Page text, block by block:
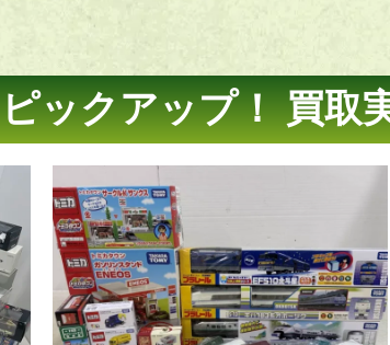
ピックアップ！ 買取